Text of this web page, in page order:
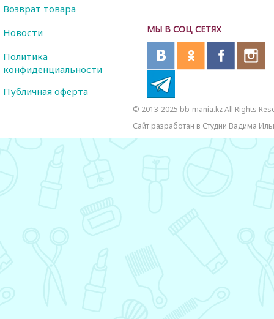
МЫ В СОЦ СЕТЯХ
Возврат товара
Новости
Политика
конфиденциальности
Публичная оферта
© 2013-2025 bb-mania.kz All Rights
Сайт разработан в Студии Вадима